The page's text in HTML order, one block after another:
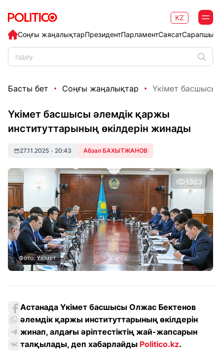
Соңғы жаңалықтарПрезидентПарламентСаясат
KZ
Басты бет Соңғы жаңалықтар Үкімет басшысы
Үкімет басшысы әлемдік қаржы
институттарының өкілдерін жинады
27.11.2025 • 20:43 Абзал БАХЫТЖАНОВ
1303
Фото: Үкімет
Астанада Үкімет басшысы Олжас Бектенов
әлемдік қаржы институттарының өкілдерін
жинап, алдағы әріптестіктің жай-жапсарын
талқылады, деп хабарлайды Politico.kz.